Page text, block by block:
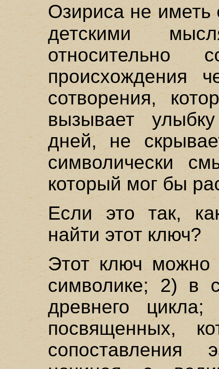
Озириса не
детскими
относительно
происхождения
сотворения,
вызывает
дней, не
символически
который мог бы
Если это так,
найти этот ключ?
Этот ключ можно
символике; 2) в
древнего
посвященных,
сопоставления